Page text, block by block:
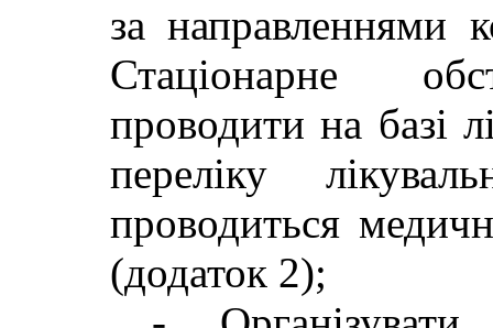
за направленнями
Стаціонарне
проводити на базі
переліку
проводиться
(додаток 2);